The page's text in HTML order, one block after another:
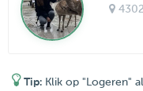
4302
Tip: Klik op "Logeren"